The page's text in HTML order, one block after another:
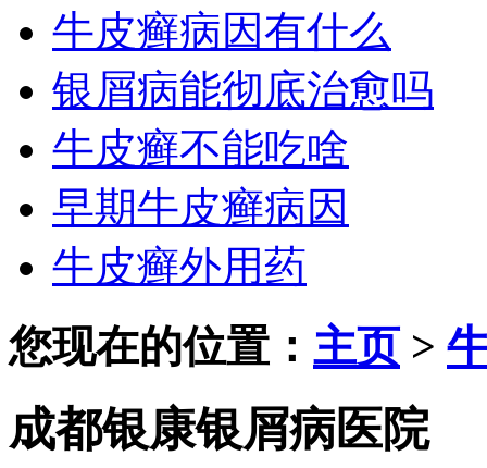
牛皮癣病因有什么
银屑病能彻底治愈吗
牛皮癣不能吃啥
早期牛皮癣病因
牛皮癣外用药
您现在的位置： 主页>
成都银康银屑病医院